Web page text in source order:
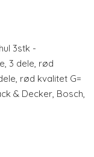
3stk -
3 dele, rød
rød kvalitet G=
& Decker, Bosch,